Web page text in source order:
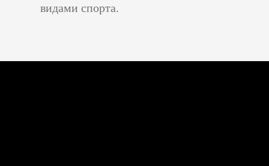
видами спорта.